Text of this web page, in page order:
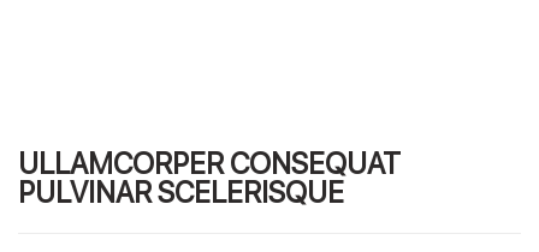
ULLAMCORPER CONSEQUAT
PULVINAR SCELERISQUE